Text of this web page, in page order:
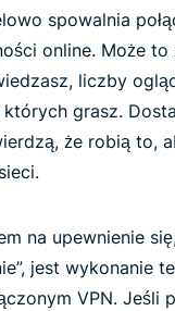
spowalnia
online. Może to
liczby
grasz.
że robią to,
na upewnienie
jest wykonanie
VPN. Jeśli